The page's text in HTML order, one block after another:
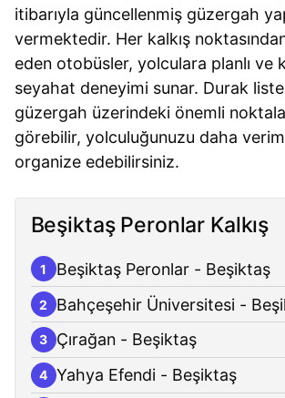
itibarıyla güncellenmiş güzergah
vermektedir. Her kalkış
eden otobüsler, yolculara planlı ve
seyahat deneyimi sunar. Durak
güzergah üzerindeki önemli
görebilir, yolculuğunuzu daha
organize edebilirsiniz.
Beşiktaş Peronlar Kalkış
1 Beşiktaş Peronlar - Beşiktaş
2 Bahçeşehir Üniversitesi -
3 Çırağan - Beşiktaş
4 Yahya Efendi - Beşiktaş